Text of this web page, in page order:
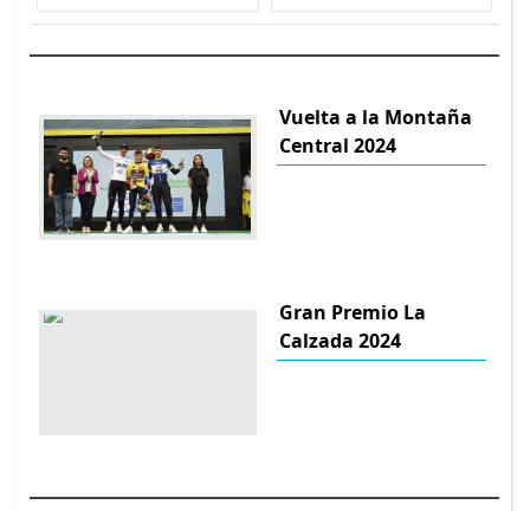
Vuelta a la Montaña
Central 2024
Gran Premio La
Calzada 2024